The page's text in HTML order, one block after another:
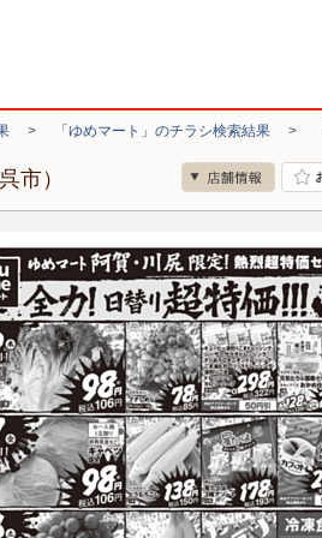
> 「ゆめマート」のチラシ検索結果 >
市）